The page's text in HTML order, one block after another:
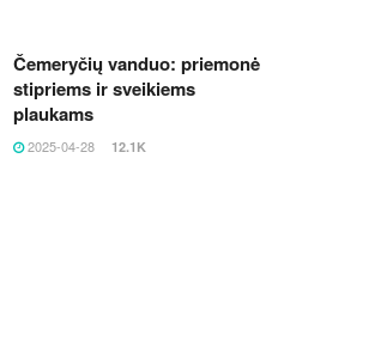
Čemeryčių vanduo: priemonė
stipriems ir sveikiems
plaukams
2025-04-28 12.1K